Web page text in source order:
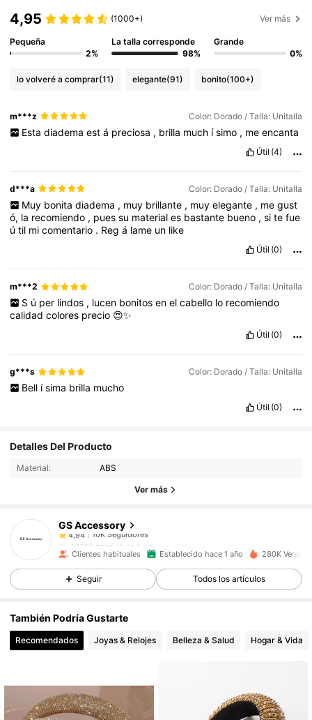
4,95 (1000+) Ver más
Pequeña
2%
La talla corresponde
98%
Grande
0%
lo volveré a comprar(11) elegante(91) bonito(100+)
m***z Color: Dorado / Talla: Unitalla
Esta diadema est á preciosa , brilla much ísimo , me encanta
Útil (4)
d***a Color: Dorado / Talla: Unitalla
Muy bonita diadema , muy brillante , muy elegante , me gust
ó, la recomiendo , puessu materiales bastante bueno ,sitefue
útil micomentario . Regá lame un like
Útil (0)
m***2 Color: Dorado / Talla: Unitalla
S ú per lindos , lucen bonitos en el cabello lo recomiendo
calidadcolores precio 😍✨
Útil (0)
g***s Color: Dorado / Talla: Unitalla
Bell ísima brilla mucho
Útil (0)
Detalles Del Producto
Material: ABS
Ver más
GS Accessory
4,94
10K Seguidores
k***8 pagóHace 1 día
4,94 10K Seguidores
4,94 10K Seguidores
4,94 10K Seguidores
Clientes habituales Establecido hace 1 año 280K
Seguir Todos los artículos
También Podría Gustarte
Recomendados Joyas & Relojes Belleza & Salud Hogar & Vida